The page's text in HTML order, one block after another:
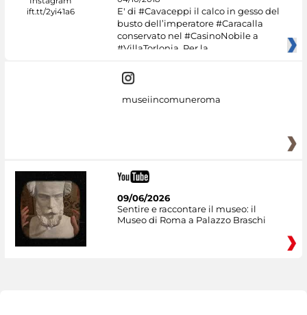
E' di #Cavaceppi il calco in gesso del
busto dell’imperatore #Caracalla
conservato nel #CasinoNobile a
#VillaTorlonia. Per la
museiincomuneroma
09/06/2026
Sentire e raccontare il museo: il
Museo di Roma a Palazzo Braschi